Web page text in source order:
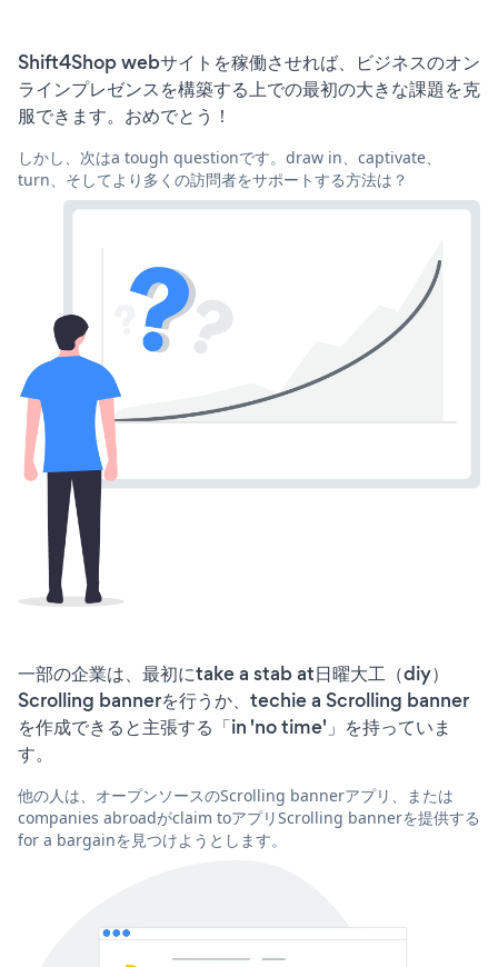
Shift4Shop webサイトを稼働させれば、ビジネスのオン
ラインプレゼンスを構築する上での最初の大きな課題を克
服できます。おめでとう！
しかし、次はa tough questionです。draw in、captivate、
turn、そしてより多くの訪問者をサポートする方法は？
一部の企業は、最初にtake a stab at日曜大工（diy）
Scrolling bannerを行うか、techie a Scrolling banner
を作成できると主張する「in 'no time'」を持っていま
す。
他の人は、オープンソースのScrolling bannerアプリ、または
companies abroadがclaim toアプリScrolling bannerを提供する
for a bargainを見つけようとします。